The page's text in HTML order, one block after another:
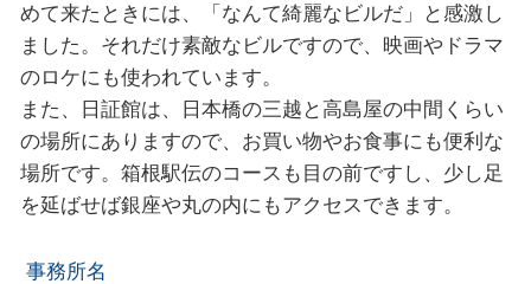
めて来たときには、「なんて綺麗なビルだ」と感激し
ました。それだけ素敵なビルですので、映画やドラマ
のロケにも使われています。
また、日証館は、日本橋の三越と高島屋の中間くらい
の場所にありますので、お買い物やお食事にも便利な
場所です。箱根駅伝のコースも目の前ですし、少し足
を延ばせば銀座や丸の内にもアクセスできます。
事務所名